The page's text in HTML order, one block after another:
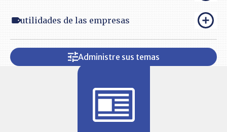
utilidades de las empresas
Administre sus temas